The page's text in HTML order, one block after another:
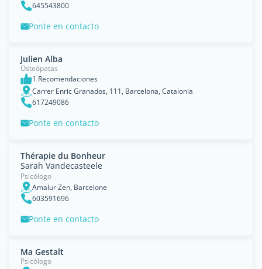
645543800
Ponte en contacto
Julien Alba
Osteópatas
1 Recomendaciones
Carrer Enric Granados, 111, Barcelona, Catalonia
617249086
Ponte en contacto
Thérapie du Bonheur
Sarah Vandecasteele
Psicólogo
Amalur Zen, Barcelone
603591696
Ponte en contacto
Ma Gestalt
Psicólogo